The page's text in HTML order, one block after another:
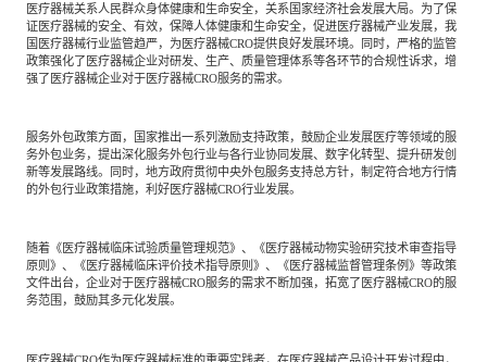
医疗器械关系人民群众身体健康和生命安全，关系国家经济社会发展大局。为了保
证医疗器械的安全、有效，保障人体健康和生命安全，促进医疗器械产业发展，我
国医疗器械行业监管趋严，为医疗器械CRO提供良好发展环境。同时，严格的监管
政策强化了医疗器械企业对研发、生产、质量管理体系等各环节的合规性诉求，增
强了医疗器械企业对于医疗器械CRO服务的需求。
服务外包政策方面，国家推出一系列激励支持政策，鼓励企业发展医疗等领域的服
务外包业务，提出深化服务外包行业与各行业协同发展、数字化转型、提升研发创
新等发展路线。同时，地方政府贯彻中央外包服务支持总方针，制定符合地方行情
的外包行业政策措施，利好医疗器械CRO行业发展。
随着《医疗器械临床试验质量管理规范》、《医疗器械动物实验研究技术审查指导
原则》、《医疗器械临床评价技术指导原则》、《医疗器械监督管理条例》等政策
文件出台，企业对于医疗器械CRO服务的需求不断加强，拓宽了医疗器械CRO的服
务范围，鼓励其多元化发展。